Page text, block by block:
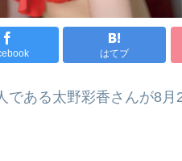
はてブ
である太野彩香さんが8